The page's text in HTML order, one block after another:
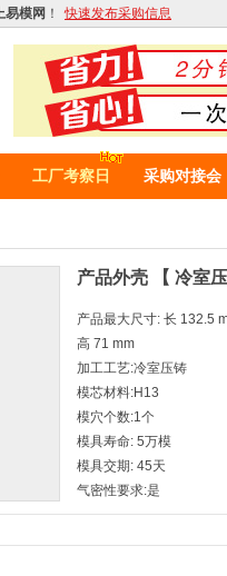
易模网 ！ 快速发布采购信息
工厂考察日 采购对接会
产品外壳 【 冷室
产品最大尺寸: 长 132.5
高 71 mm
加工工艺:冷室压铸
模芯材料:H13
模穴个数:1个
模具寿命: 5万模
模具交期: 45天
气密性要求:是